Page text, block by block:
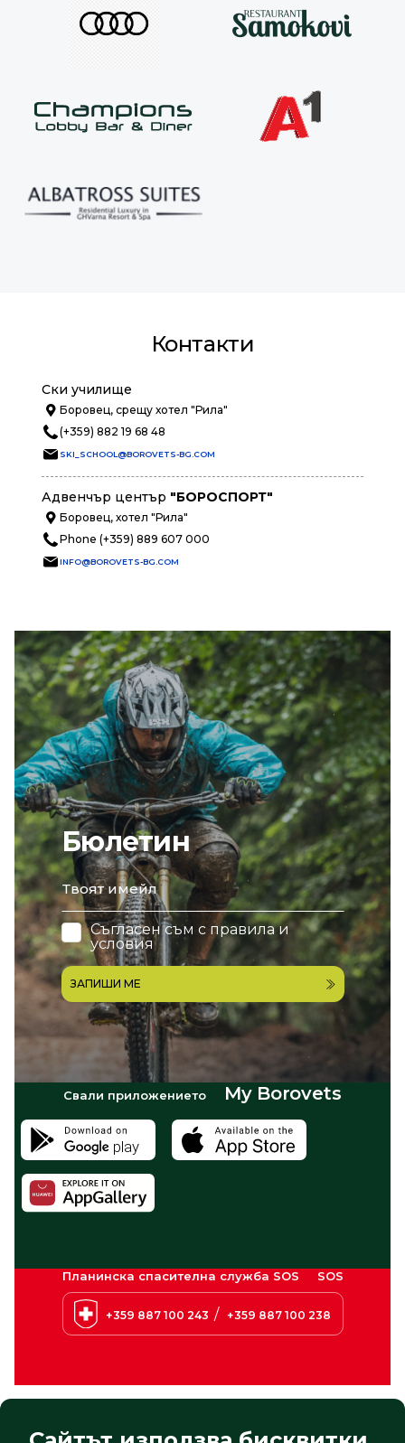
Бюлетин
email
Съгласен съм с правила и
условия
ЗАПИШИ МЕ
Контакти
Ски училище
Боровец, срещу хотел "Рила"
(+359) 882 19 68 48
SKI_SCHOOL@BOROVETS-BG.COM
Адвенчър център "БОРОСПОРТ"
Боровец, хотел "Рила"
Phone (+359) 889 607 000
INFO@BOROVETS-BG.COM
Свали приложението My Borovets
Планинска спасителна служба SOS SOS
+359 887 100 243 / +359 887 100 238